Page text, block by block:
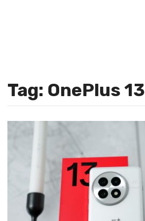
Tag: OnePlus 13